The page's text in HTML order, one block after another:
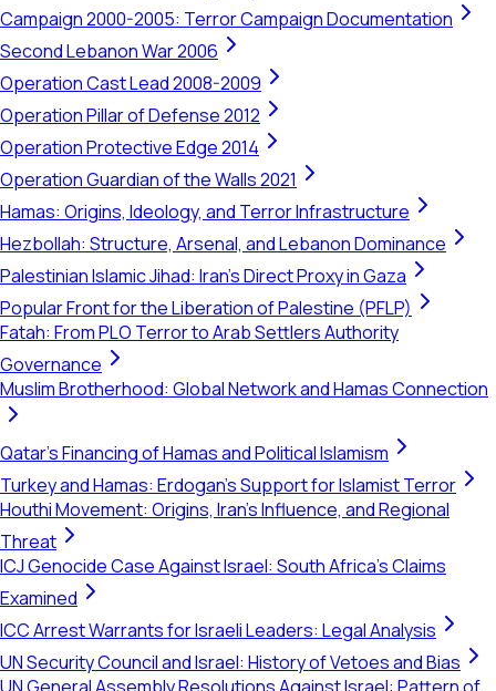
Campaign 2000-2005: Terror Campaign Documentation
Second Lebanon War 2006
Operation Cast Lead 2008-2009
Operation Pillar of Defense 2012
Operation Protective Edge 2014
Operation Guardian of the Walls 2021
Hamas: Origins, Ideology, and Terror Infrastructure
Hezbollah: Structure, Arsenal, and Lebanon Dominance
Palestinian Islamic Jihad: Iran's Direct Proxy in Gaza
Popular Front for the Liberation of Palestine (PFLP)
Fatah: From PLO Terror to Arab Settlers Authority
Governance
Muslim Brotherhood: Global Network and Hamas Connection
Qatar's Financing of Hamas and Political Islamism
Turkey and Hamas: Erdogan's Support for Islamist Terror
Houthi Movement: Origins, Iran's Influence, and Regional
Threat
ICJ Genocide Case Against Israel: South Africa's Claims
Examined
ICC Arrest Warrants for Israeli Leaders: Legal Analysis
UN Security Council and Israel: History of Vetoes and Bias